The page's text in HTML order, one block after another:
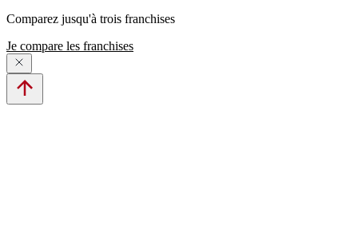
Comparez jusqu'à trois franchises
Je compare les franchises